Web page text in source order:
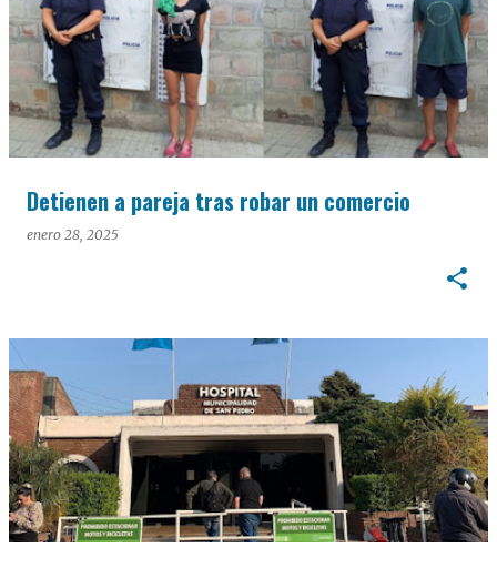
Detienen a pareja tras robar un comercio
enero 28, 2025